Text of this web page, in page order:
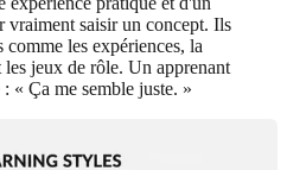
vraiment saisir un concept. Ils
comme les expériences, la
jeux de rôle. Un apprenant
« Ça me semble juste. »